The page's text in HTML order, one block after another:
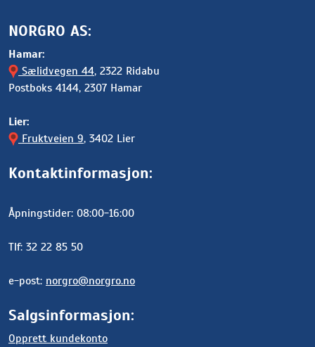
NORGRO AS:
Hamar:
Sælidvegen 44, 2322 Ridabu
Postboks 4144, 2307 Hamar
Lier:
Fruktveien 9, 3402 Lier
Kontaktinformasjon:
Åpningstider: 08:00-16:00
Tlf: 32 22 85 50
e-post: norgro@norgro.no
Salgsinformasjon:
Opprett kundekonto